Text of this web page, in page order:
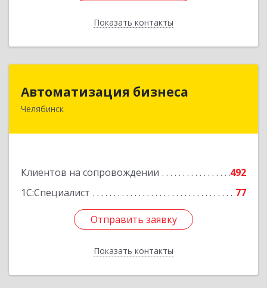
Показать контакты
Назад
Автоматизация бизнеса
Челябинск
Клиентов на сопровождении
492
1С:Специалист
77
Отправить заявку
Показать контакты
Автоматизация бизнеса
454018, Челябинская обл, Челябинский г.о.,
Подробнее
Отправить заявку
Назад